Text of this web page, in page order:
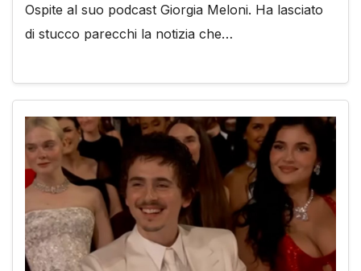
Ospite al suo podcast Giorgia Meloni. Ha lasciato
di stucco parecchi la notizia che…